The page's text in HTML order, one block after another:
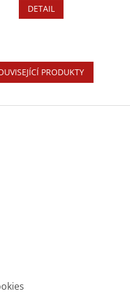
DETAIL
PRODUKTY